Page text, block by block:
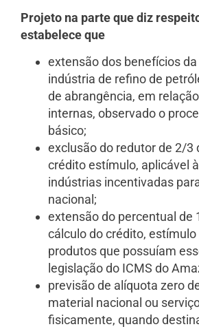
Projeto na parte que diz
estabelece que
extensão dos benefícios
indústria de refino de
de abrangência, em
internas, observado o
básico;
exclusão do redutor de 2/3
crédito estímulo, aplicável
indústrias incentivadas
nacional;
extensão do percentual de
cálculo do crédito,
produtos que possuíam
legislação do ICMS do
previsão de alíquota zero
material nacional ou
fisicamente, quando